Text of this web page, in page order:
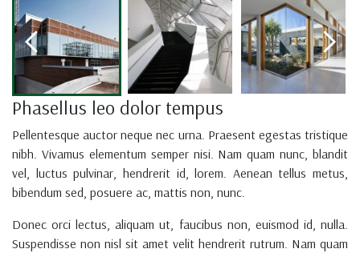
Phasellus leo dolor tempus
Pellentesque auctor neque nec urna. Praesent egestas tristique
nibh. Vivamus elementum semper nisi. Nam quam nunc, blandit
vel, luctus pulvinar, hendrerit id, lorem. Aenean tellus metus,
bibendum sed, posuere ac, mattis non, nunc.
Donec orci lectus, aliquam ut, faucibus non, euismod id, nulla.
Suspendisse non nisl sit amet velit hendrerit rutrum. Nam quam